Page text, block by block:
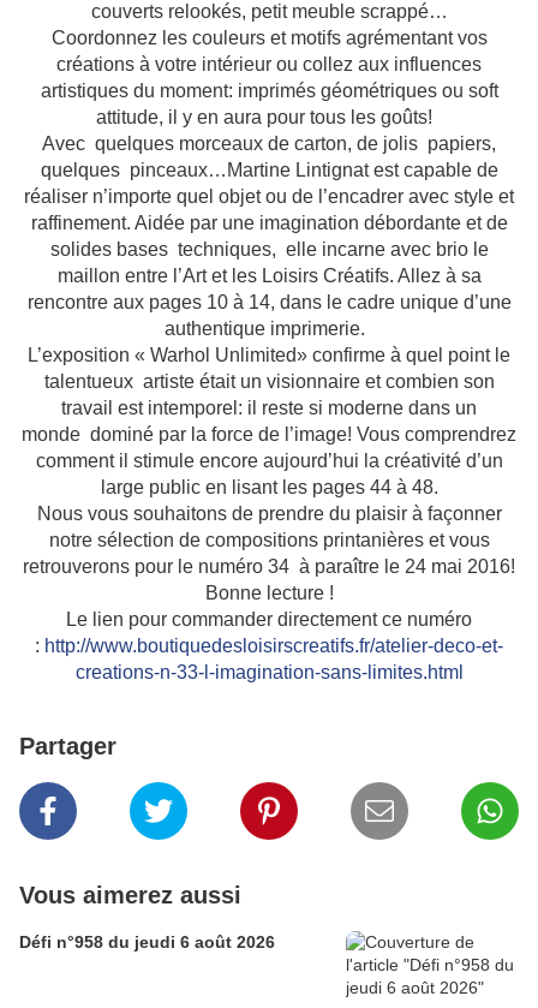
couverts relookés, petit meuble scrappé…
Coordonnez les couleurs et motifs agrémentant vos
créations à votre intérieur ou collez aux influences
artistiques du moment: imprimés géométriques ou soft
attitude, il y en aura pour tous les goûts!
Avec quelques morceaux de carton, de jolis papiers,
quelques pinceaux…Martine Lintignat est capable de
réaliser n’importe quel objet ou de l’encadrer avec style et
raffinement. Aidée par une imagination débordante et de
solides bases techniques, elle incarne avec brio le
maillon entre l’Art et les Loisirs Créatifs. Allez à sa
rencontre aux pages 10 à 14, dans le cadre unique d’une
authentique imprimerie.
L’exposition « Warhol Unlimited» confirme à quel point le
talentueux artiste était un visionnaire et combien son
travail est intemporel: il reste si moderne dans un
monde dominé par la force de l’image! Vous comprendrez
comment il stimule encore aujourd’hui la créativité d’un
large public en lisant les pages 44 à 48.
Nous vous souhaitons de prendre du plaisir à façonner
notre sélection de compositions printanières et vous
retrouverons pour le numéro 34 à paraître le 24 mai 2016!
Bonne lecture !
Le lien pour commander directement ce numéro
: http://www.boutiquedesloisirscreatifs.fr/atelier-deco-et-
creations-n-33-l-imagination-sans-limites.html
Partager
Vous aimerez aussi
Défi n°958 du jeudi 6 août 2026